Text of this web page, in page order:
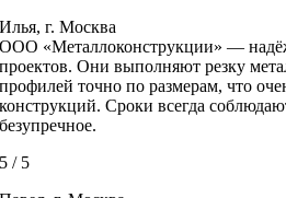
Илья, г. Москва
ООО «Металлоконструкции» —
проектов. Они выполняют резку
профилей точно по размерам, что
конструкций. Сроки всегда
безупречное.
5 / 5